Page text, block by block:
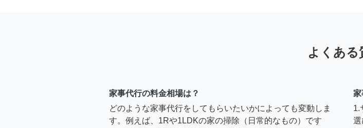
よくある
家事代行の料金相場は？
どのような家事代行をしてもらいたいかによっても変動しま
す。例えば、1Rや1LDKの家の掃除（日常的なもの）です
家
1.
選